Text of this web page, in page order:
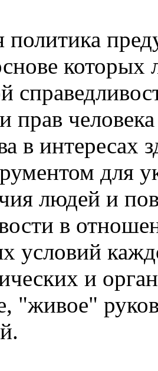
прав
в интересах
для
людей и
в
условий
и
"живое"